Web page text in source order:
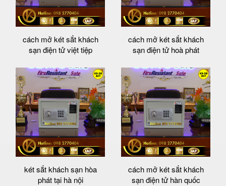
cách mở két sắt khách
sạn điện tử việt tiệp
cách mở két sắt khách
sạn điện tử hoà phát
két sắt khách sạn hòa
phát tại hà nội
cách mở két sắt khách
sạn điện tử hàn quốc